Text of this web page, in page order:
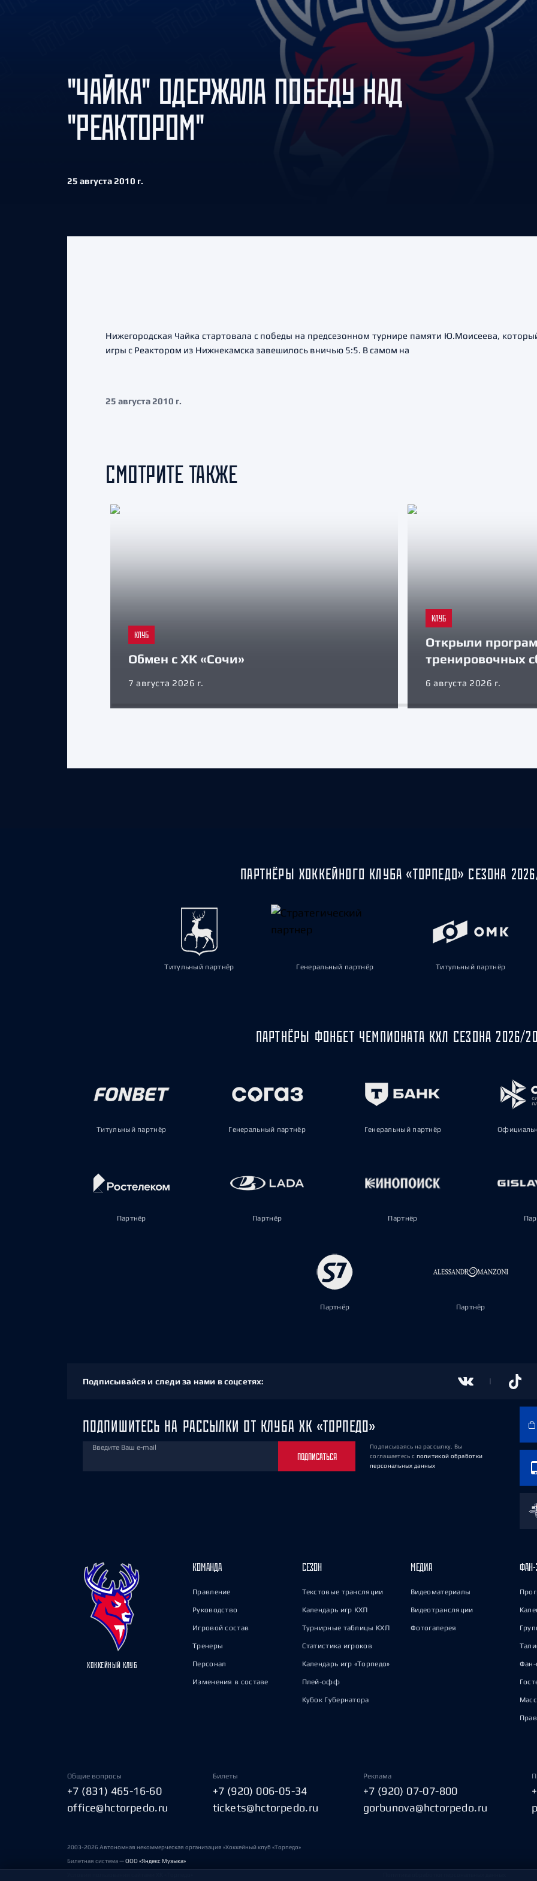
Амур
Барыс
Салават Юлаев
Сибирь
"ЧАЙКА" ОДЕРЖАЛА ПОБЕДУ НАД
"РЕАКТОРОМ"
25 августа 2010 г.
Нижегородская Чайка стартовала с победы на предсезонном турнире памяти Ю.Моисеева,
игры с Реактором из Нижнекамска завешилось вничью 5:5. В самом на
25 августа 2010 г.
СМОТРИТЕ ТАКЖЕ
КЛУБ
Обмен с ХК «Сочи»
7 августа 2026 г.
КЛУБ
Открыли
тренировочных
6 августа 2026 г.
ПАРТНЁРЫ ХОККЕЙНОГО КЛУБА «ТОРПЕДО» СЕЗОНА
Титульный партнёр Генеральный партнёр Титульный партнёр
ПАРТНЁРЫ ФОНБЕТ ЧЕМПИОНАТА КХЛ СЕЗОНА 2026/
Титульный партнёр Генеральный партнёр Генеральный партнёр
Партнёр Партнёр Партнёр
Партнёр Партнёр
Подписывайся и следи за нами в соцсетях:
ПОДПИШИТЕСЬ НА РАССЫЛКИ ОТ КЛУБА ХК «ТОРПЕДО»
Введите Ваш e-mail
ПОДПИСАТЬСЯ
Подписываясь на рассылку, Вы
соглашаетесь с политикой обработки
персональных данных
ХОККЕЙНЫЙ КЛУБ
КОМАНДА
Правление
Руководство
Игровой состав
Тренеры
Персонал
Изменения в составе
СЕЗОН
Текстовые трансляции
Календарь игр КХЛ
Турнирные таблицы КХЛ
Статистика игроков
Календарь игр «Торпедо»
Плей-офф
Кубок Губернатора
МЕДИА
Видеоматериалы
Видеотрансляции
Фотогалерея
ФАН-
Фан-
Общие вопросы
+7 (831) 465-16-60
office@hctorpedo.ru
Билеты
+7 (920) 006-05-34
tickets@hctorpedo.ru
Реклама
+7 (920) 07-07-800
gorbunova@hctorpedo.ru
2003-2026 Автономная некоммерческая организация «Хоккейный клуб «Торпедо»
Билетная система —ООО «Яндекс Музыка»